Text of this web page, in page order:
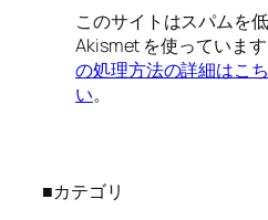
このサイトはスパムを
Akismet を使っています
の処理方法の詳細はこ
い。
■カテゴリ